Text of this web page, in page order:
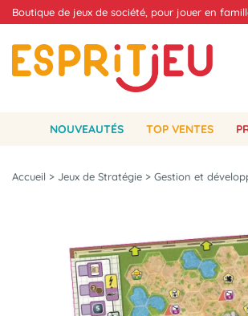
Boutique de jeux de société, pour jouer en
NOUVEAUTÉS TOP VENTES
Accueil > Jeux de Stratégie > Gestion et